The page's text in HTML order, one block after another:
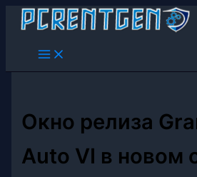
Перейти
содержимому
Окно релиза
Auto VI в новом